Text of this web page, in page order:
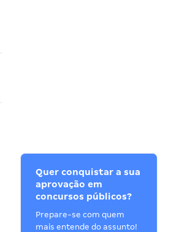
Quer conquistar a sua
aprovação em
concursos públicos?
Prepare-se com quem
mais entende do assunto!